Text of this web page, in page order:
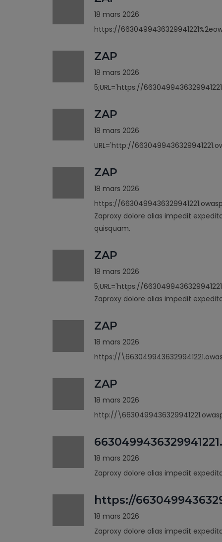
18 mars 2026
https://
ZAP
18 mars 2026
5;URL='https://
ZAP
18 mars 2026
URL='http://
ZAP
18 mars 2026
https://
Zaproxy dolore alias impedit
quisquam.
ZAP
18 mars 2026
5;URL='https://
Zaproxy dolore alias impedit
ZAP
18 mars 2026
https://
ZAP
18 mars 2026
http://
18 mars 2026
Zaproxy dolore alias impedit
https://
18 mars 2026
Zaproxy dolore alias impedit